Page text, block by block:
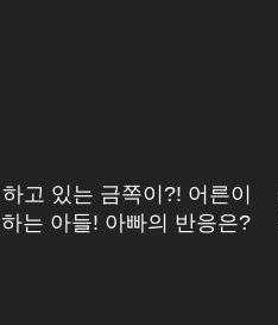
고 있는 금쪽이?! 어른이
는 아들! 아빠의 반응은?